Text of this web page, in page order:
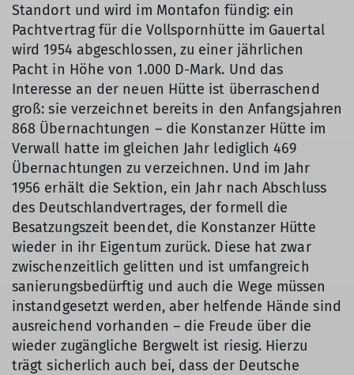
Standort und wird im Montafon fündig: ein
Pachtvertrag für die Vollspornhütte im Gauertal
wird 1954 abgeschlossen, zu einer jährlichen
Pacht in Höhe von 1.000 D-Mark. Und das
Interesse an der neuen Hütte ist überraschend
groß: sie verzeichnet bereits in den Anfangsjahren
868 Übernachtungen – die Konstanzer Hütte im
Verwall hatte im gleichen Jahr lediglich 469
Übernachtungen zu verzeichnen. Und im Jahr
1956 erhält die Sektion, ein Jahr nach Abschluss
des Deutschlandvertrages, der formell die
Besatzungszeit beendet, die Konstanzer Hütte
wieder in ihr Eigentum zurück. Diese hat zwar
zwischenzeitlich gelitten und ist umfangreich
sanierungsbedürftig und auch die Wege müssen
instandgesetzt werden, aber helfende Hände sind
ausreichend vorhanden – die Freude über die
wieder zugängliche Bergwelt ist riesig. Hierzu
trägt sicherlich auch bei, dass der Deutsche